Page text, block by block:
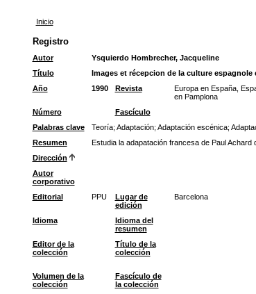
Inicio
Registro
Autor
Ysquierdo Hombrecher, Jacqueline
Título
Images et récepcion de la culture espagnole
Año
1990 Revista
Europa en España,
en Pamplona
Número Fascículo
Palabras clave
Teoría; Adaptación; Adaptación escénica;
Resumen
Estudia la adapatación francesa de Paul Achard
Dirección
Autor
corporativo
Editorial PPU
Lugar de
edición
Barcelona
Idioma
Idioma del
resumen
Editor de la
colección
Título de la
colección
Volumen de la
colección
Fascículo de
la colección